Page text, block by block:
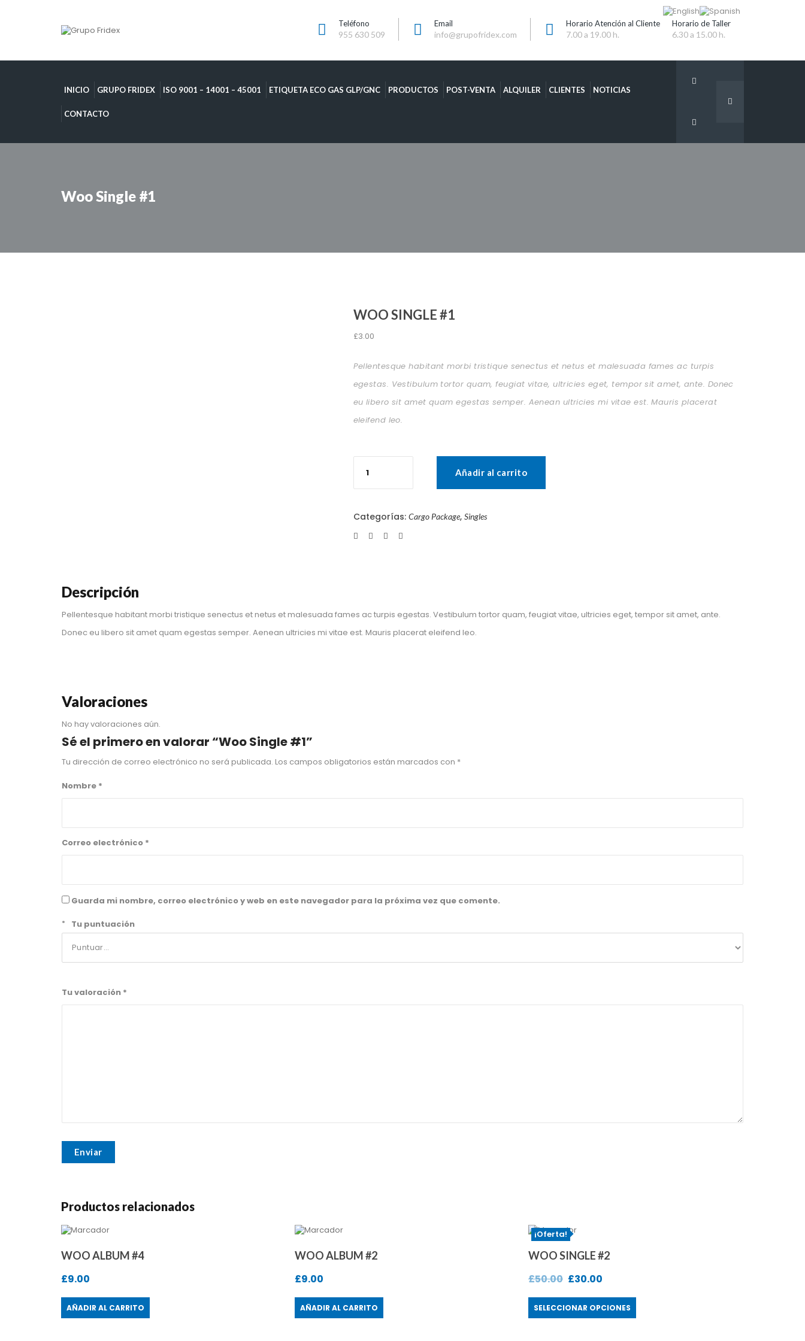
Teléfono
955 630 509
Email
info@grupofridex.com
Horario Atención al Cliente
7.00 a 19.00 h.
Horario de Taller
6.30 a 15.00 h.
INICIO GRUPO FRIDEX ISO 9001 – 14001 – 45001 ETIQUETA ECO GAS GLP/GNC PRODUCTOS POST-VENTA ALQUILER CLIENTES NOTICIAS
CONTACTO
Woo Single #1
WOO SINGLE #1
£3.00
Pellentesque habitant morbi tristique senectus et netus et malesuada fames ac turpis
egestas. Vestibulum tortor quam, feugiat vitae, ultricies eget, tempor sit amet, ante. Donec
eu libero sit amet quam egestas semper. Aenean ultricies mi vitae est. Mauris placerat
eleifend leo.
Single
Añadir al carrito
Categorías: Cargo Package, Singles
Descripción
Pellentesque habitant morbi tristique senectus et netus et malesuada fames ac turpis egestas. Vestibulum tortor quam, feugiat vitae, ultricies eget, tempor sit amet, ante.
Donec eu libero sit amet quam egestas semper. Aenean ultricies mi vitae est. Mauris placerat eleifend leo.
Valoraciones
No hay valoraciones aún.
Sé el primero en valorar “Woo Single #1”
Tu dirección de correo electrónico no será publicada. Los campos obligatorios están marcados con *
Nombre *
Correo electrónico *
Guarda mi nombre, correo electrónico y web en este navegador para la próxima vez que comente.
Tu puntuación
*
Tu valoración *
Productos relacionados
WOO ALBUM #4
£9.00
AÑADIR AL CARRITO
WOO ALBUM #2
£9.00
AÑADIR AL CARRITO
¡Oferta!
WOO SINGLE #2
£50.00 £30.00
SELECCIONAR OPCIONES